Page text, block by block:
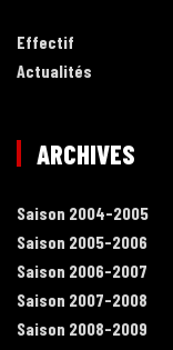
Effectif
Actualités
ARCHIVES
Saison 2004-2005
Saison 2005-2006
Saison 2006-2007
Saison 2007-2008
Saison 2008-2009